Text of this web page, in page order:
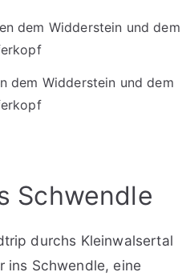
dem Widderstein und dem
Schwendle
durchs Kleinwalsertal
ins Schwendle, eine